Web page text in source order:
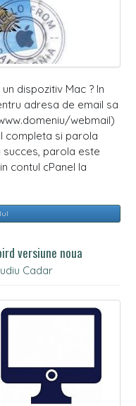
dispozitiv Mac ? In
adresa de email sa
webmail)
completa si parola
parola este
contul cPanel la
versiune noua
Cadar